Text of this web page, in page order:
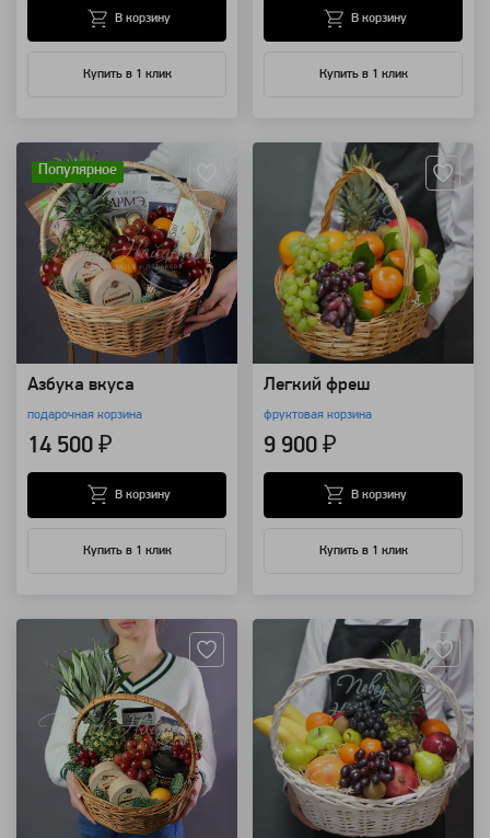
Купить в 1 клик
В корзину
Купить в 1 клик
В корзину
Популярное
Азбука вкуса
подарочная корзина
14 500 ₽
Купить в 1 клик
В корзину
Легкий фреш
фруктовая корзина
9 900 ₽
Купить в 1 клик
В корзину